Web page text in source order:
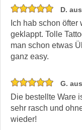
D.
Ich hab schon
geklappt. Tolle
man schon etwas
ganz easy.
G.
Die bestellte Ware
sehr rasch und
wieder!